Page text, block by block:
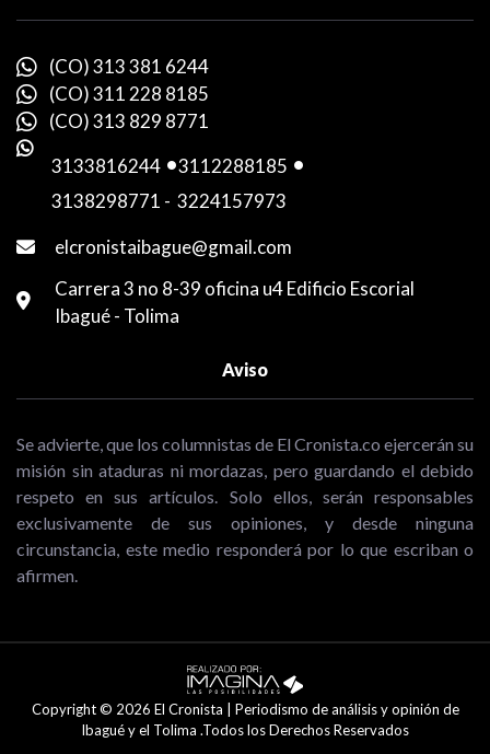
(CO) 313 381 6244
(CO) 311 228 8185
(CO) 313 829 8771
3133816244 -3112288185 -
3138298771 - 3224157973
elcronistaibague@gmail.com
Carrera 3 no 8-39 oficina u4 Edificio Escorial
Ibagué - Tolima
Aviso
Se advierte, que los columnistas de El Cronista.co ejercerán su
misión sin ataduras ni mordazas, pero guardando el debido
respeto en sus artículos. Solo ellos, serán responsables
exclusivamente de sus opiniones, y desde ninguna
circunstancia, este medio responderá por lo que escriban o
afirmen.
Copyright © 2026 El Cronista | Periodismo de análisis y opinión de
Ibagué y el Tolima .Todos los Derechos Reservados